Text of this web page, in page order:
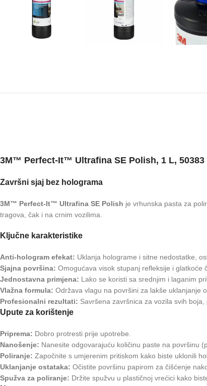
3M™ Perfect-It™ Ultrafina SE Polish, 1 L, 50383
Završni sjaj bez holograma
3M™ Perfect-It™ Ultrafina SE Polish je vrhunska pasta za
tragova, čak i na crnim vozilima.
Ključne karakteristike
Anti-hologram efekat: Uklanja holograme i sitne nedostatke,
Sjajna površina: Omogućava visok stupanj refleksije i glatkoće
Jednostavna primjena: Lako se koristi sa srednjim i laganim
Vlažna formula: Održava vlagu na površini za lakše uklanjanje
Profesionalni rezultati: Savršena završnica za vozila svih boja,
Upute za korištenje
Priprema: Dobro protresti prije upotrebe.
Nanošenje: Nanesite odgovarajuću količinu paste na površinu
Poliranje: Započnite s umjerenim pritiskom kako biste uklonili
Uklanjanje ostataka: Očistite površinu papirom za čišćenje
Spužva za poliranje: Držite spužvu u plastičnoj vrećici kako